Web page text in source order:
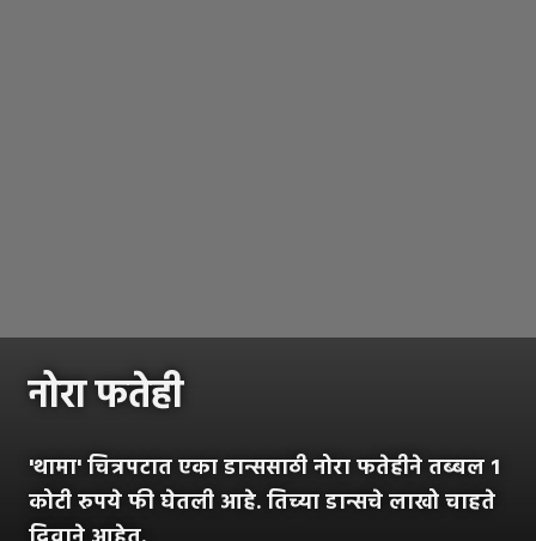
नोरा फतेही
'थामा' चित्रपटात एका डान्ससाठी नोरा फतेहीने तब्बल 1
कोटी रुपये फी घेतली आहे. तिच्या डान्सचे लाखो चाहते